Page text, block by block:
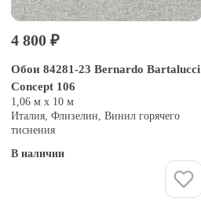
4 800 ₽
Обои 84281-23 Bernardo Bartalucci
Concept 106
1,06 м х 10 м
Италия, Флизелин, Винил горячего
тиснения
В наличии